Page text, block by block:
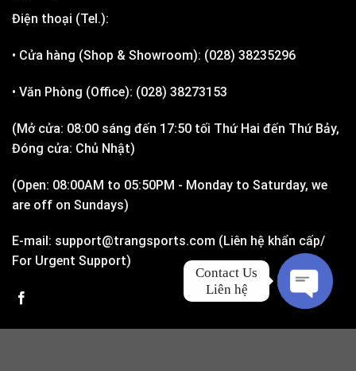
Điện thoại (Tel.):
• Cửa hàng (Shop & Showroom): (028) 38235296
• Văn Phòng (Office): (028) 38273153
(Mở cửa: 08:00 sáng đến 17:50 tối Thứ Hai đến Thứ Bảy,
Đóng cửa: Chủ Nhật)
(Open: 08:00AM to 05:50PM - Monday to Saturday, we
are off on Sundays)
E-mail: support@trangsports.com (Liên hệ khẩn cấp/
For Urgent Support)
Contact Us
Liên hệ